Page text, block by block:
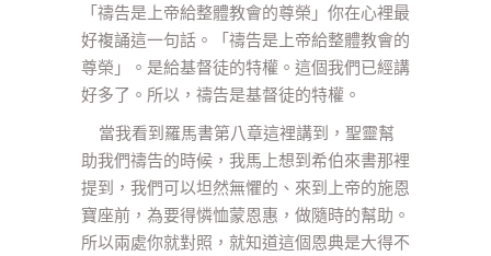
「禱告是上帝給整體教會的尊榮」你在心裡最
好複誦這一句話。「禱告是上帝給整體教會的
尊榮」。是給基督徒的特權。這個我們已經講
好多了。所以，禱告是基督徒的特權。
當我看到羅馬書第八章這裡講到，聖靈幫
助我們禱告的時候，我馬上想到希伯來書那裡
提到，我們可以坦然無懼的、來到上帝的施恩
寶座前，為要得憐恤蒙恩惠，做隨時的幫助。
所以兩處你就對照，就知道這個恩典是大得不